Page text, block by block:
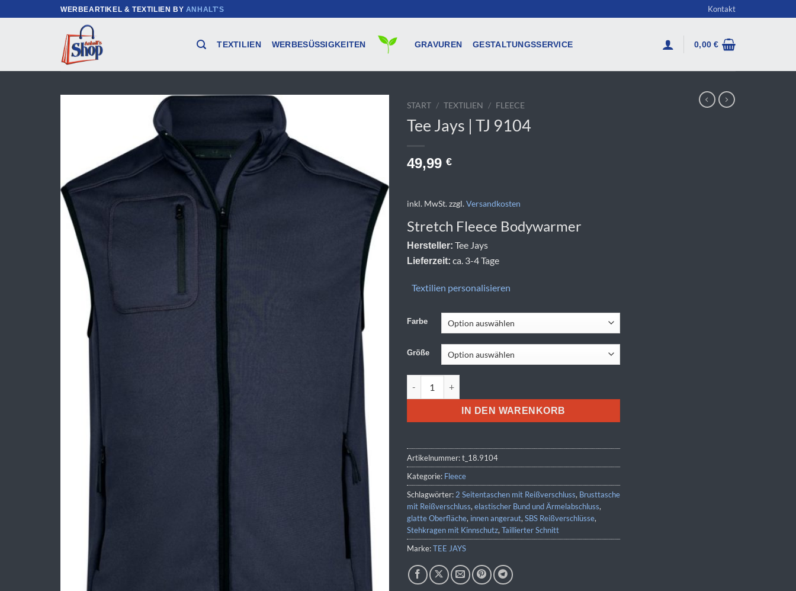
Inhalt
WERBEARTIKEL & TEXTILIEN BY ANHALT'S Kontakt
TEXTILIEN WERBESÜSSIGKEITEN GRAVUREN GESTALTUNGSSERVICE 0,00€
START / TEXTILIEN / FLEECE
Tee Jays | TJ 9104
49,99 €
inkl. MwSt.zzgl.Versandkosten
Stretch Fleece Bodywarmer
Hersteller: Tee Jays
Lieferzeit: ca. 3-4 Tage
Textilien personalisieren
Farbe
Größe
IN DEN WARENKORB
Artikelnummer:t_18.9104
Kategorie: Fleece
Schlagwörter:2 Seitentaschen mit Reißverschluss, Brusttasche
mit Reißverschluss,elastischer Bund und Ärmelabschluss,
glatte Oberfläche, innen angeraut,SBS Reißverschlüsse,
Stehkragen mit Kinnschutz,Taillierter Schnitt
Marke:TEE JAYS